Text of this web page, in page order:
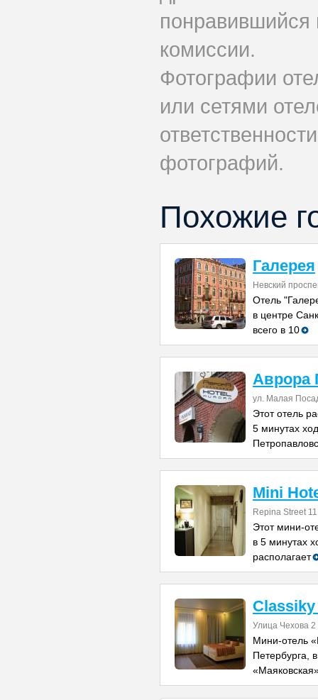
комиссии.
Фотографии
или сетями
фотографий.
Похожие
Галерея
Невский
Отель
в центре
всего в 10
Аврора
ул. Малая
Этот отель
5 минутах
Mini
Repina Street
Этот мини-
в 5 минутах
располагает
Улица Чехова 2
Мини-отель
Петербурга,